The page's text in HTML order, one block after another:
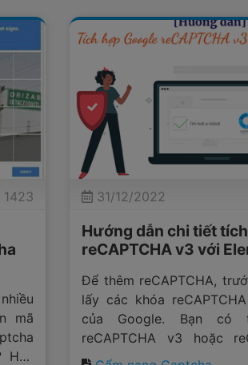
? Có
nay để hiểu rõ hơn về
1423
mã
31/12/2022
Hướng dẫn chi tiết
reCAPTCHA v3 với
Để thêm reCAPTCHA,
lấy các khóa
của Google. Bạn có
reCAPTCHA v3 hoặc
Chúng tôi khuyên bạn